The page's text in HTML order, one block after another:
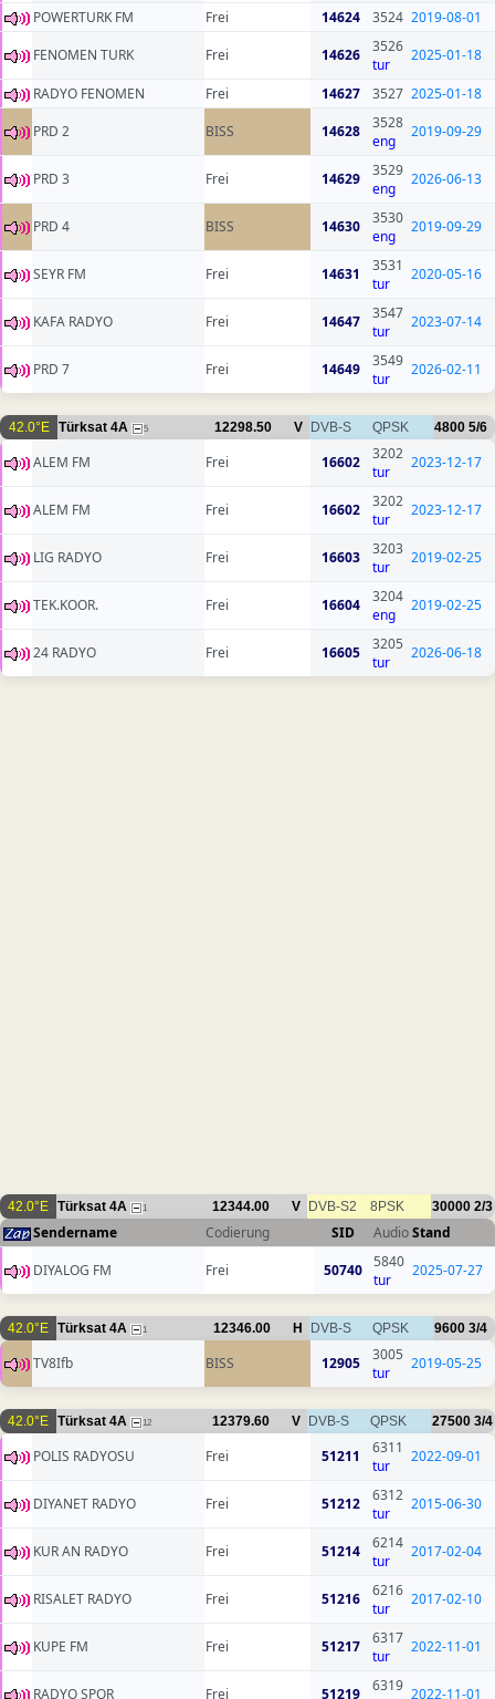
POWERTURK FM
Frei 14624 3524 2019-08-01
FENOMEN TURK
Frei 14626
3526
tur
2025-01-18
RADYO FENOMEN Frei 14627 3527 2025-01-18
PRD 2
BISS 14628
3528
eng
2019-09-29
PRD 3 Frei 14629
3529
eng
2026-06-13
PRD 4 BISS 14630
3530
eng
2019-09-29
SEYR FM Frei 14631
3531
tur
2020-05-16
KAFA RADYO Frei 14647
3547
tur
2023-07-14
PRD 7 Frei 14649
3549
tur
2026-02-11
42.0°E Türksat 4A 5 12298.50 V DVB-S QPSK 4800 5/6
ALEM FM Frei 16602
3202
tur
2023-12-17
ALEM FM Frei 16602
3202
tur
2023-12-17
LIG RADYO Frei 16603
3203
tur
2019-02-25
TEK.KOOR. Frei 16604
3204
eng
2019-02-25
24 RADYO Frei 16605
3205
tur
2026-06-18
42.0°E Türksat 4A 1 12344.00 V DVB-S2 8PSK 30000 2/3
Sendername Codierung SID AudioStand
DIYALOG FM
Frei 50740 5840
tur
2025-07-27
42.0°E Türksat 4A 1 12346.00 H DVB-S QPSK 9600 3/4
TV8Ifb BISS 12905
3005
tur
2019-05-25
42.0°E Türksat 4A 12 12379.60 V DVB-S QPSK 27500 3/4
POLIS RADYOSU Frei 51211
6311
tur
2022-09-01
DIYANET RADYO Frei 51212
6312
tur
2015-06-30
KUR AN RADYO Frei 51214
6214
tur
2017-02-04
RISALET RADYO Frei 51216
6216
tur
2017-02-10
KUPE FM Frei 51217
6317
tur
2022-11-01
RADYO SPOR Frei 51219
6319 2022-11-01